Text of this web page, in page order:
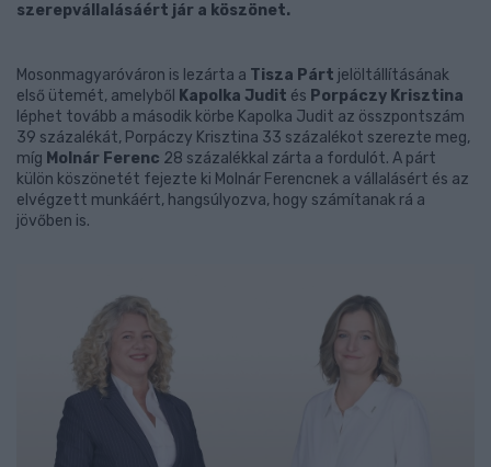
szerepvállalásáért jár a köszönet.
Mosonmagyaróváron is lezárta a Tisza Párt jelöltállításának
első ütemét, amelyből Kapolka Judit és Porpáczy Krisztina
léphet tovább a második körbe Kapolka Judit az összpontszám
39 százalékát, Porpáczy Krisztina 33 százalékot szerezte meg,
míg Molnár Ferenc 28 százalékkal zárta a fordulót. A párt
külön köszönetét fejezte ki Molnár Ferencnek a vállalásért és az
elvégzett munkáért, hangsúlyozva, hogy számítanak rá a
jövőben is.